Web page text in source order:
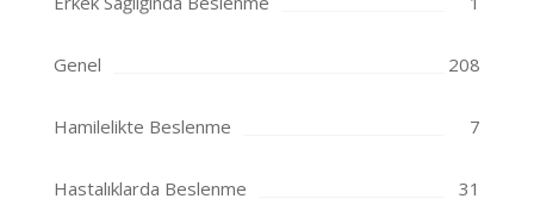
Genel 208
Hamilelikte Beslenme 7
Hastalıklarda Beslenme 31